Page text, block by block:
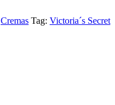
Cremas Tag: Victoria´s Secret